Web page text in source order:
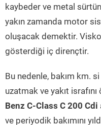
kaybeder ve metal
yakın zamanda motor
oluşacak demektir.
gösterdiği iç dirençtir.
Bu nedenle, bakım km.
uzatmak ve yakıt
Benz C-Class C 200 Cdi
ve periyodik bakımını